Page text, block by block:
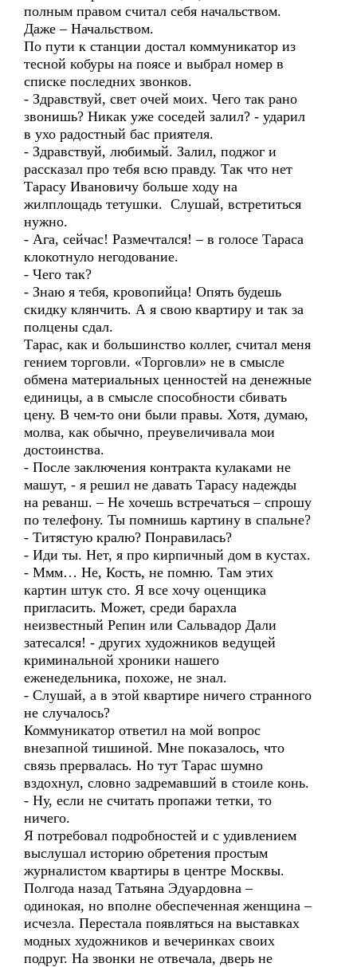
полным правом считал себя начальством.
Даже – Начальством.
По пути к станции достал коммуникатор из
тесной кобуры на поясе и выбрал номер в
списке последних звонков.
- Здравствуй, свет очей моих. Чего так рано
звонишь? Никак уже соседей залил? - ударил
в ухо радостный бас приятеля.
- Здравствуй, любимый. Залил, поджог и
рассказал про тебя всю правду. Так что нет
Тарасу Ивановичу больше ходу на
жилплощадь тетушки. Слушай, встретиться
нужно.
- Ага, сейчас! Размечтался! – в голосе Тараса
клокотнуло негодование.
- Чего так?
- Знаю я тебя, кровопийца! Опять будешь
скидку клянчить. А я свою квартиру и так за
полцены сдал.
Тарас, как и большинство коллег, считал меня
гением торговли. «Торговли» не в смысле
обмена материальных ценностей на денежные
единицы, а в смысле способности сбивать
цену. В чем-то они были правы. Хотя, думаю,
молва, как обычно, преувеличивала мои
достоинства.
- После заключения контракта кулаками не
машут, - я решил не давать Тарасу надежды
на реванш. – Не хочешь встречаться – спрошу
по телефону. Ты помнишь картину в спальне?
- Титястую кралю? Понравилась?
- Иди ты. Нет, я про кирпичный дом в кустах.
- Ммм… Не, Кость, не помню. Там этих
картин штук сто. Я все хочу оценщика
пригласить. Может, среди барахла
неизвестный Репин или Сальвадор Дали
затесался! - других художников ведущей
криминальной хроники нашего
еженедельника, похоже, не знал.
- Слушай, а в этой квартире ничего странного
не случалось?
Коммуникатор ответил на мой вопрос
внезапной тишиной. Мне показалось, что
связь прервалась. Но тут Тарас шумно
вздохнул, словно задремавший в стоиле конь.
- Ну, если не считать пропажи тетки, то
ничего.
Я потребовал подробностей и с удивлением
выслушал историю обретения простым
журналистом квартиры в центре Москвы.
Полгода назад Татьяна Эдуардовна –
одинокая, но вполне обеспеченная женщина –
исчезла. Перестала появляться на выставках
модных художников и вечеринках своих
подруг. На звонки не отвечала, дверь не